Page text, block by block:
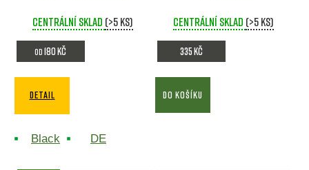
Centrální sklad (>5 ks)
od 180 Kč
DETAIL
Black DE
Centrální sklad (>5 ks)
335 Kč
DO KOŠÍKU